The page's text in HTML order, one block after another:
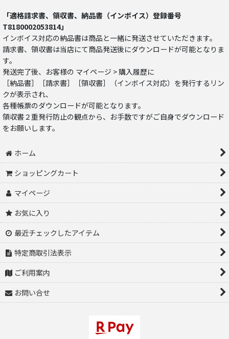
「適格請求書、領収書、納品書（インボイス）登録番号
T8180002053814」
インボイス対応の納品書は商品と一緒に発送させていただきます。
請求書、領収書は当店にて商品発送後にダウンロードが可能となりま
す。
発送完了後、お客様の マイページ > 購入履歴に
［納品書］［請求書］［領収書］（インボイス対応）を発行するリン
クが表示され、
各種帳票のダウンロードが可能となります。
領収書２重発行防止の観点から、お手数ですがご自身でダウンロード
をお願いします。
ホーム
ショッピングカート
マイページ
お気に入り
最近チェックしたアイテム
特定商取引法表示
ご利用案内
お問い合せ